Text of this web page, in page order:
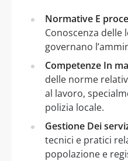
Normative E
Conoscenza delle
governano
Competenze In
delle norme
al lavoro,
polizia locale.
Gestione Dei
tecnici e pratici
popolazione e